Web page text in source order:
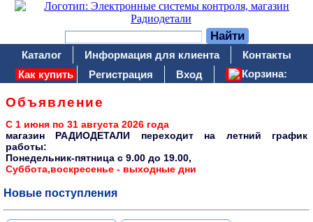
Каталог Информация для клиента
Контакты
Как купить
Регистрация Вход Корзина:
Объявление
С 1 июня по 31 августа 2026 года
магазин РАДИОДЕТАЛИ переходит на летний график
работы:
Понедельник-пятница c 9.00 до 19.00,
Суббота,воскресенье - выходные дни
Новые поступления